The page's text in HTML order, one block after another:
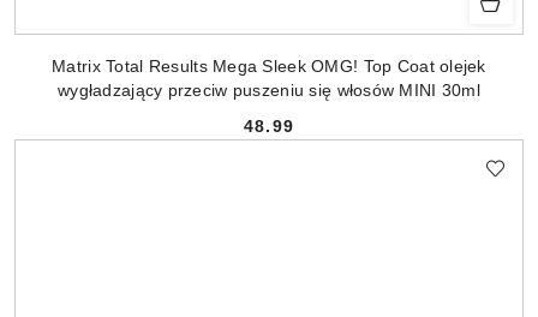
Matrix Total Results Mega Sleek OMG! Top Coat olejek
wygładzający przeciw puszeniu się włosów MINI 30ml
Cena:
48.99